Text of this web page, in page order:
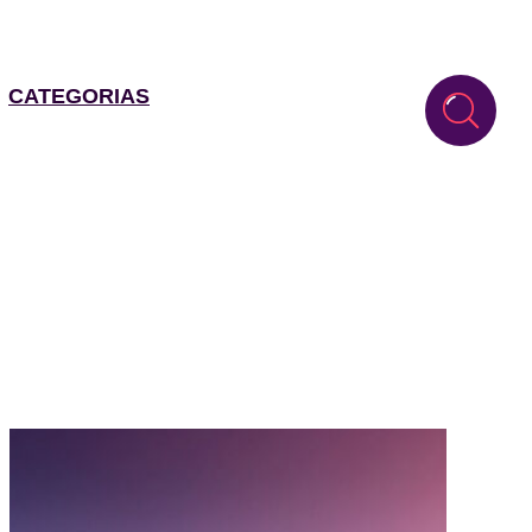
CATEGORIAS